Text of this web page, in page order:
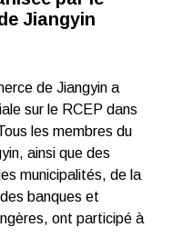
Jiangyin
de Jiangyin a
sur le RCEP dans
les membres du
ainsi que des
municipalités, de la
banques et
ont participé à